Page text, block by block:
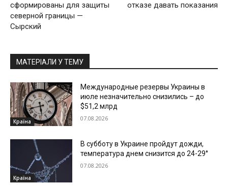
сформированы для защиты
северной границы —
Сырский
отказе давать показания
МАТЕРІАЛИ У ТЕМУ
Країна
Международные резервы Украины в
июле незначительно снизились – до
$51,2 млрд
07.08.2026
Країна
В субботу в Украине пройдут дожди,
температура днем снизится до 24-29°
07.08.2026